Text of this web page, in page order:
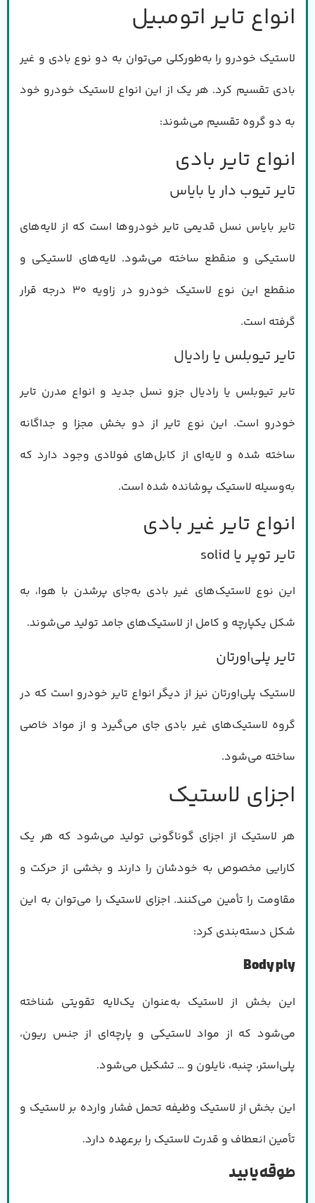
انواع تایر اتومبیل
لاستیک خودرو را به‌طورکلی می‌توان به دو نوع بادی و غیر
بادی تقسیم کرد. هر یک از این انواع لاستیک خودرو خود
به دو گروه تقسیم می‌شوند:
انواع تایر بادی
تایر تیوب دار یا بایاس
تایر بایاس نسل قدیمی تایر خودروها است که از لایه‌های
لاستیکی و منقطع ساخته می‌شود. لایه‌های لاستیکی و
منقطع این نوع لاستیک خودرو در زاویه ۳۰ درجه قرار
گرفته است.
تایر تیوبلس یا رادیال
تایر تیوبلس یا رادیال جزو نسل جدید و انواع مدرن تایر
خودرو است. این نوع تایر از دو بخش مجزا و جداگانه
ساخته شده و لایه‌ای از کابل‌های فولادی وجود دارد که
به‌وسیله لاستیک پوشانده شده است.
انواع تایر غیر بادی
تایر توپر یا solid
این نوع لاستیک‌های غیر بادی به‌جای پرشدن با هوا، به
شکل یکپارچه و کامل از لاستیک‌های جامد تولید می‌شوند.
تایر پلی‌اورتان
لاستیک پلی‌اورتان نیز از دیگر انواع تایر خودرو است که در
گروه لاستیک‌های غیر بادی جای می‌گیرد و از مواد خاصی
ساخته می‌شود.
اجزای لاستیک
هر لاستیک از اجزای گوناگونی تولید می‌شود که هر یک
کارایی مخصوص به خودشان را دارند و بخشی از حرکت و
مقاومت را تأمین می‌کنند. اجزای لاستیک را می‌توان به این
شکل دسته‌بندی کرد:
Body ply
این بخش از لاستیک به‌عنوان یک‌لایه تقویتی شناخته
می‌شود که از مواد لاستیکی و پارچه‌ای از جنس ریون،
پلی‌استر، چنبه، نایلون و … تشکیل می‌شود.
این بخش از لاستیک وظیفه تحمل فشار وارده بر لاستیک و
تأمین انعطاف و قدرت لاستیک را برعهده دارد.
طوقه یا بید